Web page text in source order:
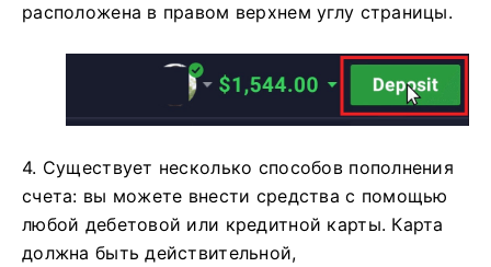
расположена в правом верхнем углу страницы.
4. Существует несколько способов пополнения
счета: вы можете внести средства с помощью
любой дебетовой или кредитной карты. Карта
должна быть действительной,